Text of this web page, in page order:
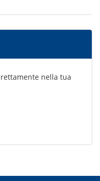
nella tua